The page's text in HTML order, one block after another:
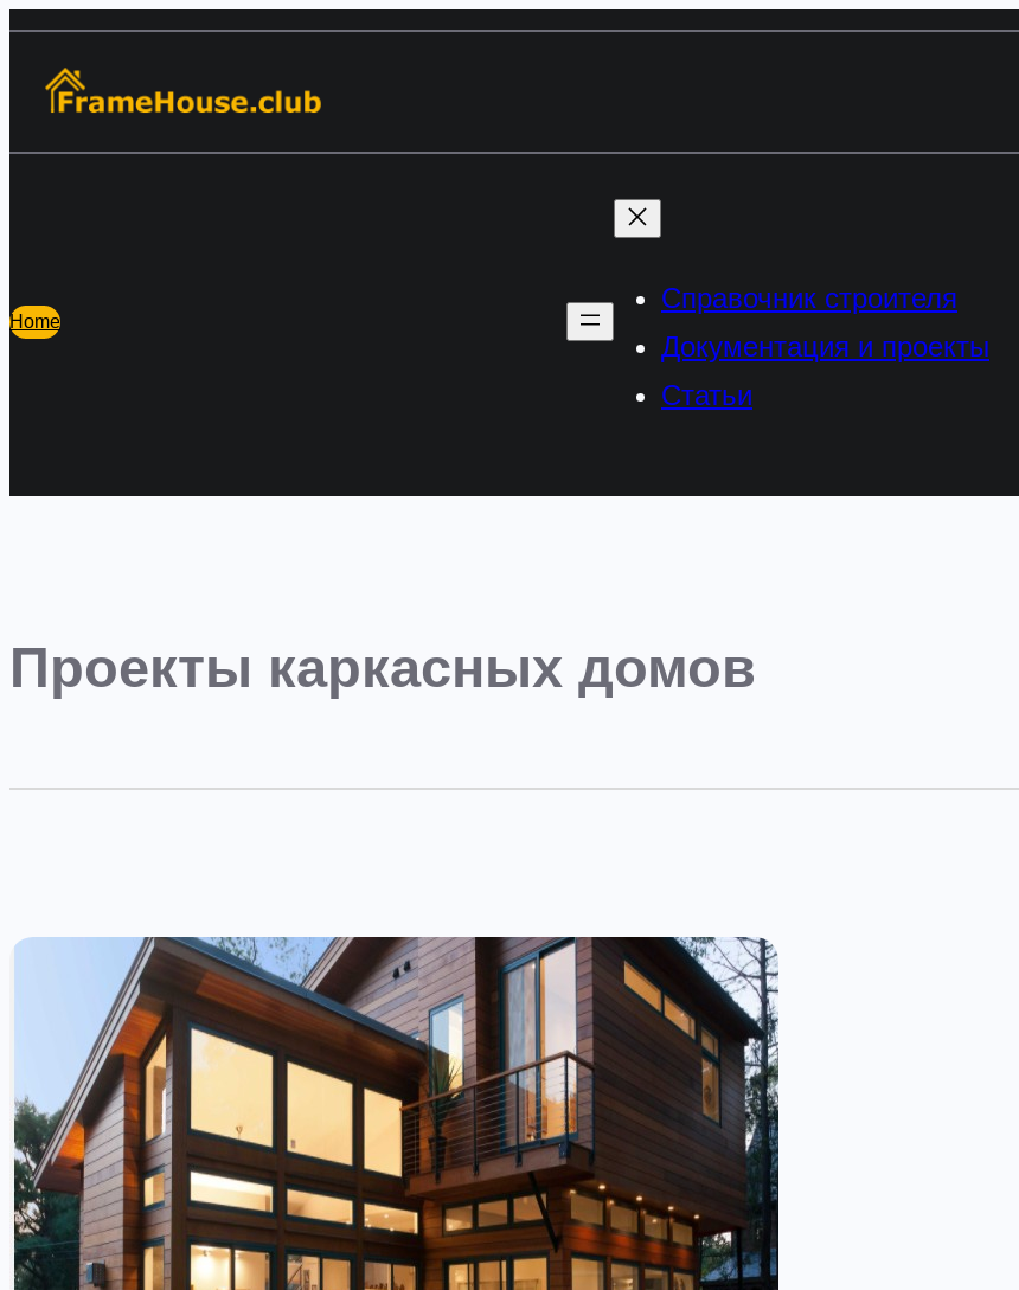
содержимому
Home
Справочник строителя
Документация и проекты
Статьи
Проекты каркасных домов